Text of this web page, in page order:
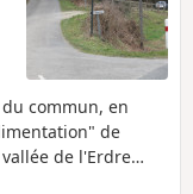
commun, en
de
de l'Erdre